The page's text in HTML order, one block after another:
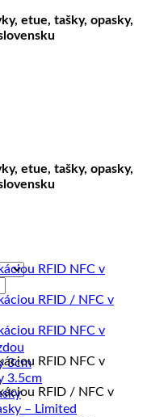
etue, tašky, opasky,
etue, tašky, opasky,
3cm
3.5cm
– Limited